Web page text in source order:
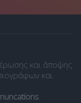
και άποψης
και
.